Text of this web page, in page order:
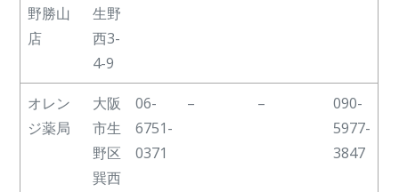
野勝山
店
生野
西3-
4-9
オレン
ジ薬局
大阪
市生
野区
巽西
06-
6751-
0371
– –
090-
5977-
3847